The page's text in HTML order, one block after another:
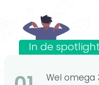
In de spotlight
Wel omega